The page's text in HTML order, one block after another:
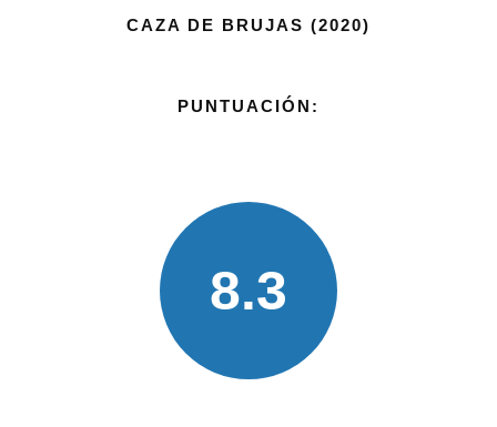
CAZA DE BRUJAS (2020)
PUNTUACIÓN:
8.3